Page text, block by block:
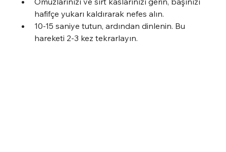
hafifçe yukarı kaldırarak nefes alın.
10-15 saniye tutun, ardından dinlenin. Bu
hareketi 2-3 kez tekrarlayın.